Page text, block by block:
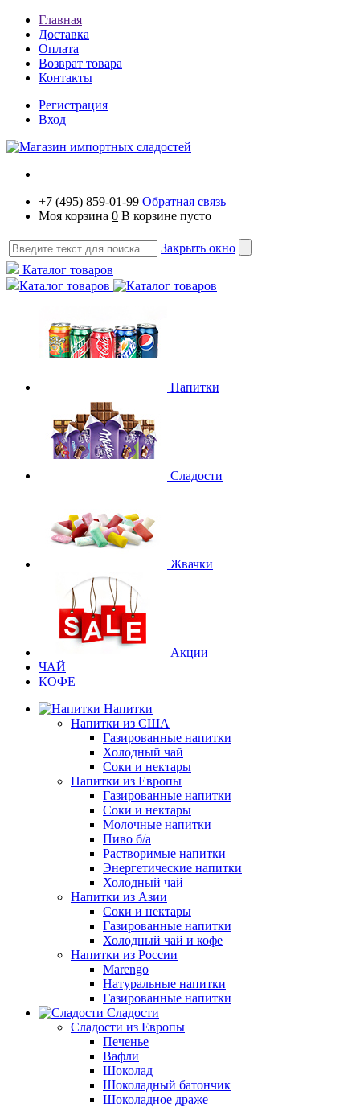
Главная
Доставка
Оплата
Возврат товара
Контакты
Регистрация
Вход
+7 (495) 859-01-99 Обратная связь
Моя корзина 0 В корзине пусто
Закрыть окно
Каталог товаров
Каталог товаров
Напитки
Сладости
Жвачки
Акции
ЧАЙ
КОФЕ
Напитки
Напитки из США
Газированные напитки
Холодный чай
Соки и нектары
Напитки из Европы
Газированные напитки
Соки и нектары
Молочные напитки
Пиво б/а
Растворимые напитки
Энергетические напитки
Холодный чай
Напитки из Азии
Соки и нектары
Газированные напитки
Холодный чай и кофе
Напитки из России
Marengo
Натуральные напитки
Газированные напитки
Сладости
Сладости из Европы
Печенье
Вафли
Шоколад
Шоколадный батончик
Шоколадное драже